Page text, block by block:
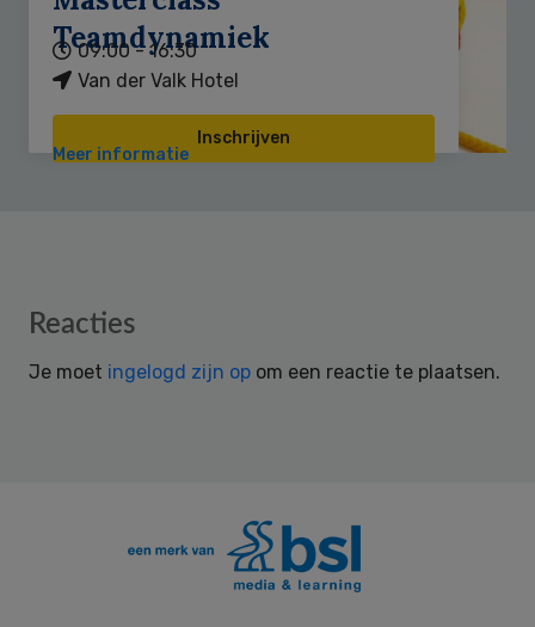
Teamdynamiek
09:00 - 16:30
Van der Valk Hotel
Inschrijven
Meer informatie
Reader
Reacties
Je moet ingelogd zijn op om een reactie te plaatsen.